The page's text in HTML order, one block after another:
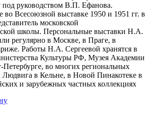
руководством В.П. Ефанова.
во Всесоюзной выставке 1950 и 1951 гг. в
московской
школы. Персональные выставки Н.А.
регулярно в Москве, в Праге, в
Работы Н.А. Сергеевой хранятся в
Культуры РФ, Музея Академии
Петербурге, во многих региональных
Людвига в Кельне, в Новой Пинакотеке в
и зарубежных частных коллекциях